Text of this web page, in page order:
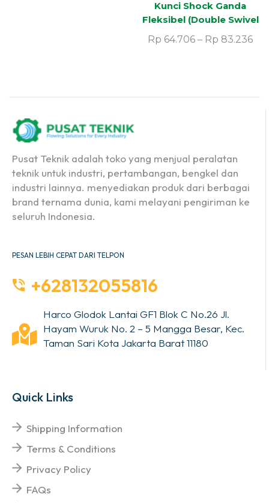
Kunci Shock Ganda
Fleksibel (Double Swivel
Wrench)
Rp 64.706 – Rp 83.236
Pusat Teknik adalah toko yang menjual peralatan
teknik untuk industri, pertambangan, bengkel dan
industri lainnya. menyediakan produk dari berbagai
brand ternama dunia, kami melayani pengiriman ke
seluruh Indonesia.
PESAN LEBIH CEPAT DARI TELPON
+628132055816
Harco Glodok Lantai GF1 Blok C No.26 Jl.
Hayam Wuruk No. 2 – 5 Mangga Besar, Kec.
Taman Sari Kota Jakarta Barat 11180
Quick Links
Shipping Information
Terms & Conditions
Privacy Policy
FAQs